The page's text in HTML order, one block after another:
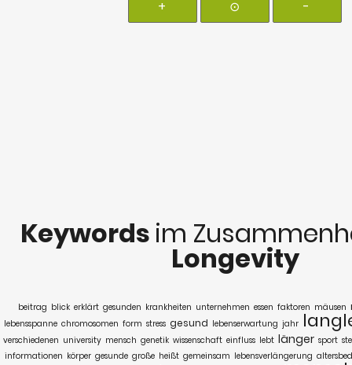
+ ⊙ -
Keywords im
Longevity
beitrag blick erklärt gesunden krankheiten unternehmen essen faktoren mäusen
lebensspanne chromosomen form stress gesund lebenserwartung jahr
verschiedenen university mensch genetik wissenschaft einfluss lebt länger sport
informationen körper gesunde große heißt gemeinsam lebensverlängerung